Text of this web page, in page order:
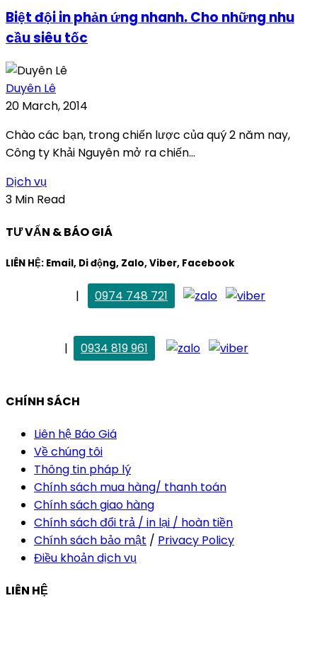
Biệt đội in phản ứng nhanh. Cho những nhu
cầu siêu tốc
Duyên Lê
20 March, 2014
Chào các bạn, trong chiến lược của quý 2 năm nay,
Công ty Khải Nguyên mở ra chiến...
Dịch vụ
3 Min Read
TƯ VẤN & BÁO GIÁ
LIÊN HỆ: Email, Di động, Zalo, Viber, Facebook
|
0974 748 721
|
0934 819 961
CHÍNH SÁCH
Liên hệ Báo Giá
Về chúng tôi
Thông tin pháp lý
Chính sách mua hàng/ thanh toán
Chính sách giao hàng
Chính sách đổi trả / in lại / hoàn tiền
Chính sách bảo mật / Privacy Policy
Điều khoản dịch vụ
LIÊN HỆ